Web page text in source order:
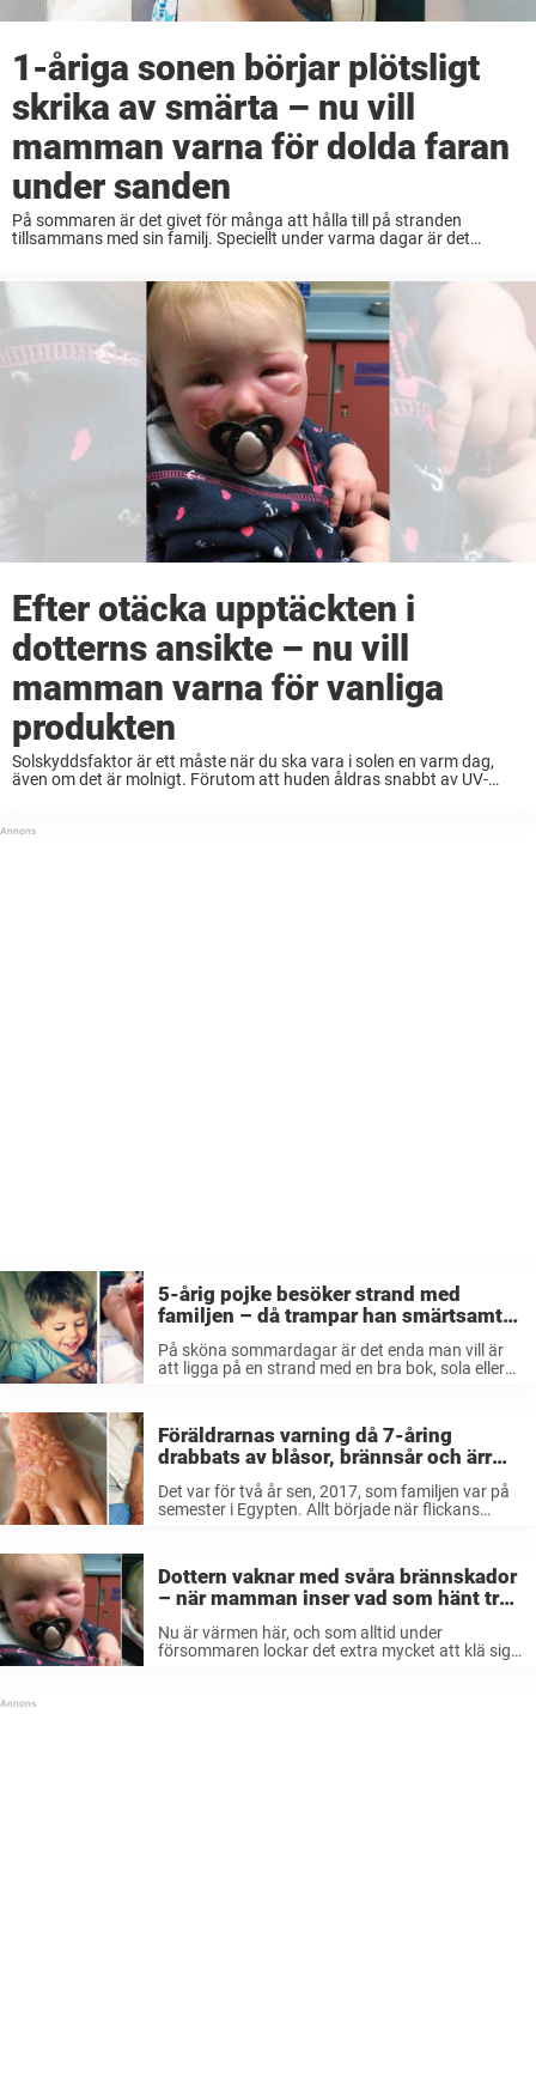
1-åriga sonen börjar plötsligt
skrika av smärta – nu vill
mamman varna för dolda faran
under sanden
På sommaren är det givet för många att hålla till på stranden
tillsammans med sin familj. Speciellt under varma dagar är det
Efter otäcka upptäckten i
dotterns ansikte – nu vill
mamman varna för vanliga
produkten
Solskyddsfaktor är ett måste när du ska vara i solen en varm dag,
även om det är molnigt. Förutom att huden åldras snabbt av UV-
5-årig pojke besöker strand med
familjen – då trampar han smärtsamt
fel och får svåra brännskador
På sköna sommardagar är det enda man vill är
att ligga på en strand med en bra bok, sola eller
Föräldrarnas varning då 7-åring
drabbats av blåsor, brännsår och ärr
efter familjesemestern
Det var för två år sen, 2017, som familjen var på
semester i Egypten. Allt började när flickans
Dottern vaknar med svåra brännskador
– när mamman inser vad som hänt tror
Nu är värmen här, och som alltid under
försommaren lockar det extra mycket att klä sig